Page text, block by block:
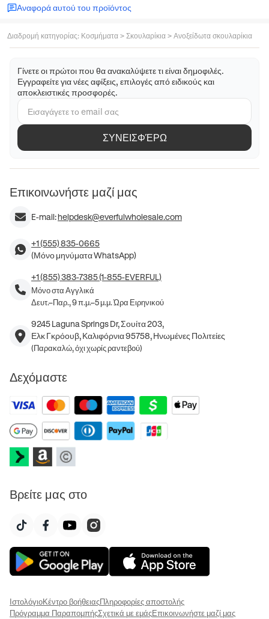
Αναφορά αυτού του προϊόντος
Διαδρομή κατηγορίας: Κοσμήματα > Σκουλαρίκια > Ανοξείδωτα σκουλαρίκια
Γίνετε οι πρώτοι που θα ανακαλύψετε τι είναι δημοφιλές.
Εγγραφείτε για νέες αφίξεις, επιλογές από ειδικούς και
αποκλειστικές προσφορές.
ΣΥΝΕΙΣΦΈΡΩ
Επικοινωνήστε μαζί μας
E-mail:helpdesk@everfulwholesale.com
+1 (555) 835-0665
(Μόνο μηνύματα WhatsApp)
+1 (855) 383-7385 (1-855-EVERFUL)
Μόνο στα Αγγλικά
Δευτ.–Παρ., 9 π.μ.–5 μ.μ. Ώρα Ειρηνικού
9245 Laguna Springs Dr, Σουίτα 203,
Ελκ Γκρόουβ, Καλιφόρνια 95758, Ηνωμένες Πολιτείες
(Παρακαλώ, όχι χωρίς ραντεβού)
Δεχόμαστε
Βρείτε μας στο
ΙστολόγιοΚέντρο βοήθειαςΠληροφορίες αποστολής
Πρόγραμμα ΠαραπομπήςΣχετικά με εμάςΕπικοινωνήστε μαζί μας